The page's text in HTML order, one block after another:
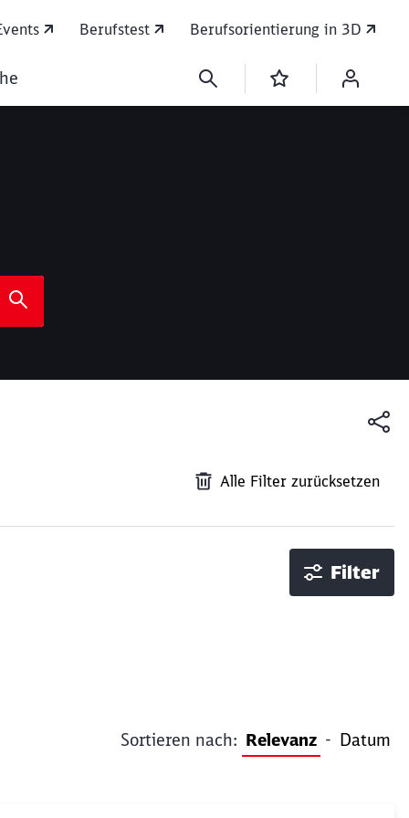
Berufstest Berufsorientierung in 3D
Alle Filter zurücksetzen
Filter
Sortieren nach: Relevanz - Datum